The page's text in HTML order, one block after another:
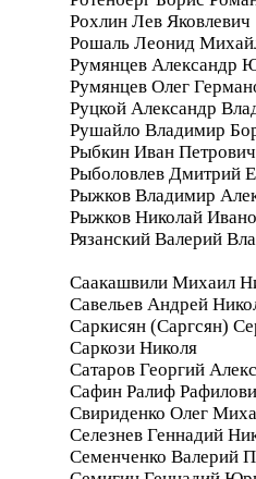
Рохлин Лев Яковлевич
Рошаль Леонид
Румянцев Александр
Румянцев Олег
Руцкой Александр
Рушайло Владимир
Рыбкин Иван Петрович
Рыболовлев Дмитрий
Рыжков Владимир
Рыжков Николай
Рязанский Валерий
Саакашвили Михаил
Савельев Андрей
Саркисян (Саргсян)
Саркози Николя
Сатаров Георгий
Сафин Ралиф
Свириденко Олег
Селезнев Геннадий
Семенченко Валерий